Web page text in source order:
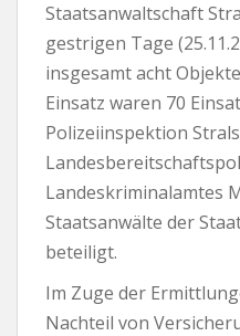
Staatsanwaltschaft
gestrigen Tage
insgesamt acht
Einsatz waren 70
Polizeiinspektion
Landeskriminalamtes
Staatsanwälte der
beteiligt.
Im Zuge der
Nachteil von